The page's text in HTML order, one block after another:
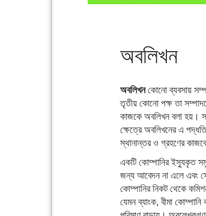
অবলিখন
অবলিখনকোনো ব্যবসায়
তৃতীয় কোনো পক্ষ তা
কাজকে অবলিখন বলা হয়।
ক্ষেত্রে অবলিখনের এ
স্থানান্তর ও গ্রহণের
একটি কোম্পানির ইস্যুকৃত
জন্য আবেদন না এলে এবং সে
কোম্পানির নিকট থেকে
যেমন ব্যাংক, বীমা